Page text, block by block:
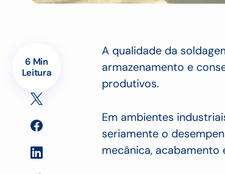
6 Min
Leitura
A qualidade da
armazenamento e
produtivos.
Em ambientes
seriamente o
mecânica,